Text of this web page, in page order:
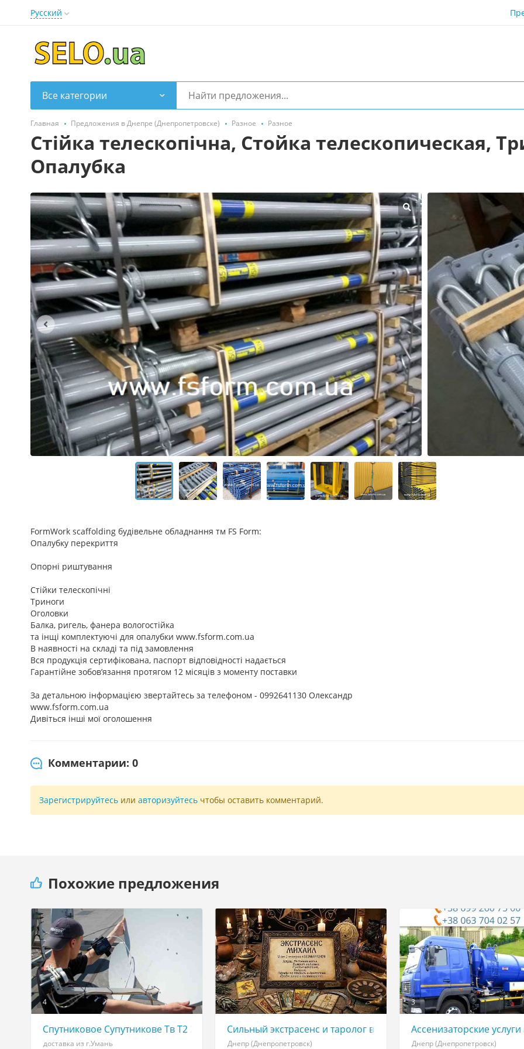
Русский
Все категории
Главная Предложения в Днепре (Днепропетровске) Разное Разное
Стійка телескопічна, Стойка телескопическая,
Опалубка
FormWork scaffolding будівельне обладнання тм FS Form:
Опалубку перекриття
Опорні риштування
Стійки телескопічні
Триноги
Оголовки
Балка, ригель, фанера вологостійка
та інщі комплектуючі для опалубки www.fsform.com.ua
В наявності на складі та під замовлення
Вся продукція сертифікована, паспорт відповідності надається
Гарантійне зобов’язання протягом 12 місяців з моменту поставки
За детальною інформацією звертайтесь за телефоном - 0992641130 Олександр
www.fsform.com.ua
Дивіться інші мої оголошення
Комментарии: 0
Зарегистрируйтесь или авторизуйтесь чтобы оставить комментарий.
Похожие предложения
4
Спутниковое Супутникове Тв Т2 ХТRA tv VIASAT tv Интернет 3G 4G г Умань и обл
доставка из г.Умань
Сильный экстрасенс и таролог в Днепре: любовная магия,
Днепр (Днепропетровск)
3
Ассенизаторские услуги
Днепр (Днепропетровск)